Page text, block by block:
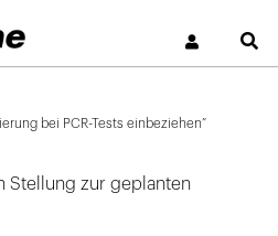
bei PCR-Tests einbeziehen”
Stellung zur geplanten